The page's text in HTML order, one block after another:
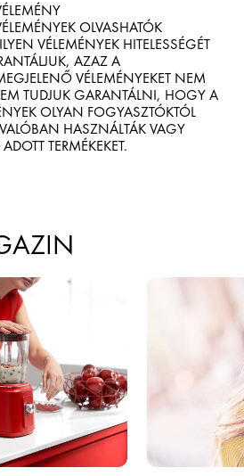
OLVASHATÓK
VÉLEMÉNYEK HITELESSÉGÉT
AZAZ A
VÉLEMÉNYEKET NEM
TUDJUK GARANTÁLNI, HOGY A
OLYAN FOGYASZTÓKTÓL
HASZNÁLTÁK VAGY
TERMÉKEKET.